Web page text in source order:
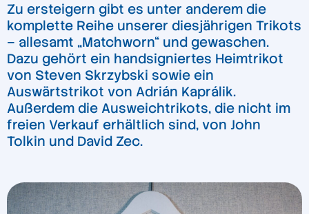
Zu ersteigern gibt es unter anderem die
komplette Reihe unserer diesjährigen Trikots
– allesamt „Matchworn“ und gewaschen.
Dazu gehört ein handsigniertes Heimtrikot
von Steven Skrzybski sowie ein
Auswärtstrikot von Adrián Kaprálik.
Außerdem die Ausweichtrikots, die nicht im
freien Verkauf erhältlich sind, von John
Tolkin und David Zec.